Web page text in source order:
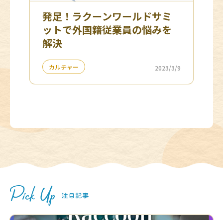
発足！ラクーンワールドサミ
ットで外国籍従業員の悩みを
解決
カルチャー 2023/3/9